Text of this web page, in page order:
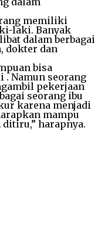
memiliki
laki. Banyak
dalam berbagai
dokter dan
bisa
Namun seorang
pekerjaan
seorang ibu
karena menjadi
mampu
harapnya.